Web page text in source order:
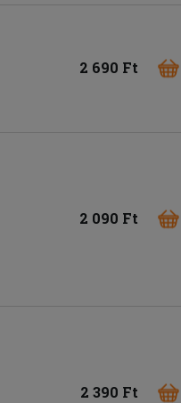
2 690 Ft
2 090 Ft
2 390 Ft